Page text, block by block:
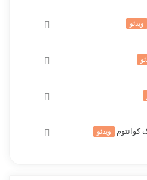
این درس دسترسی دارند. برایویدئو
این درس دسترسی دارند. برای
این درس دسترسی دارند. برای
این درس دسترسی دارند. برای
کوانتوم ویدئو